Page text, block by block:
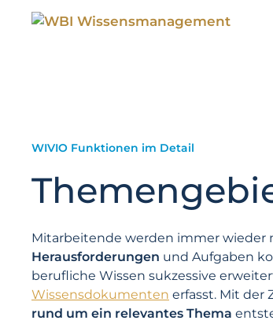
Inhalt
WIVIO Funktionen im Detail
Mitarbeitende werden immer wieder
Herausforderungen und Aufgaben
berufliche Wissen sukzessive
Wissensdokumenten erfasst. Mit der
rund um ein relevantes Thema